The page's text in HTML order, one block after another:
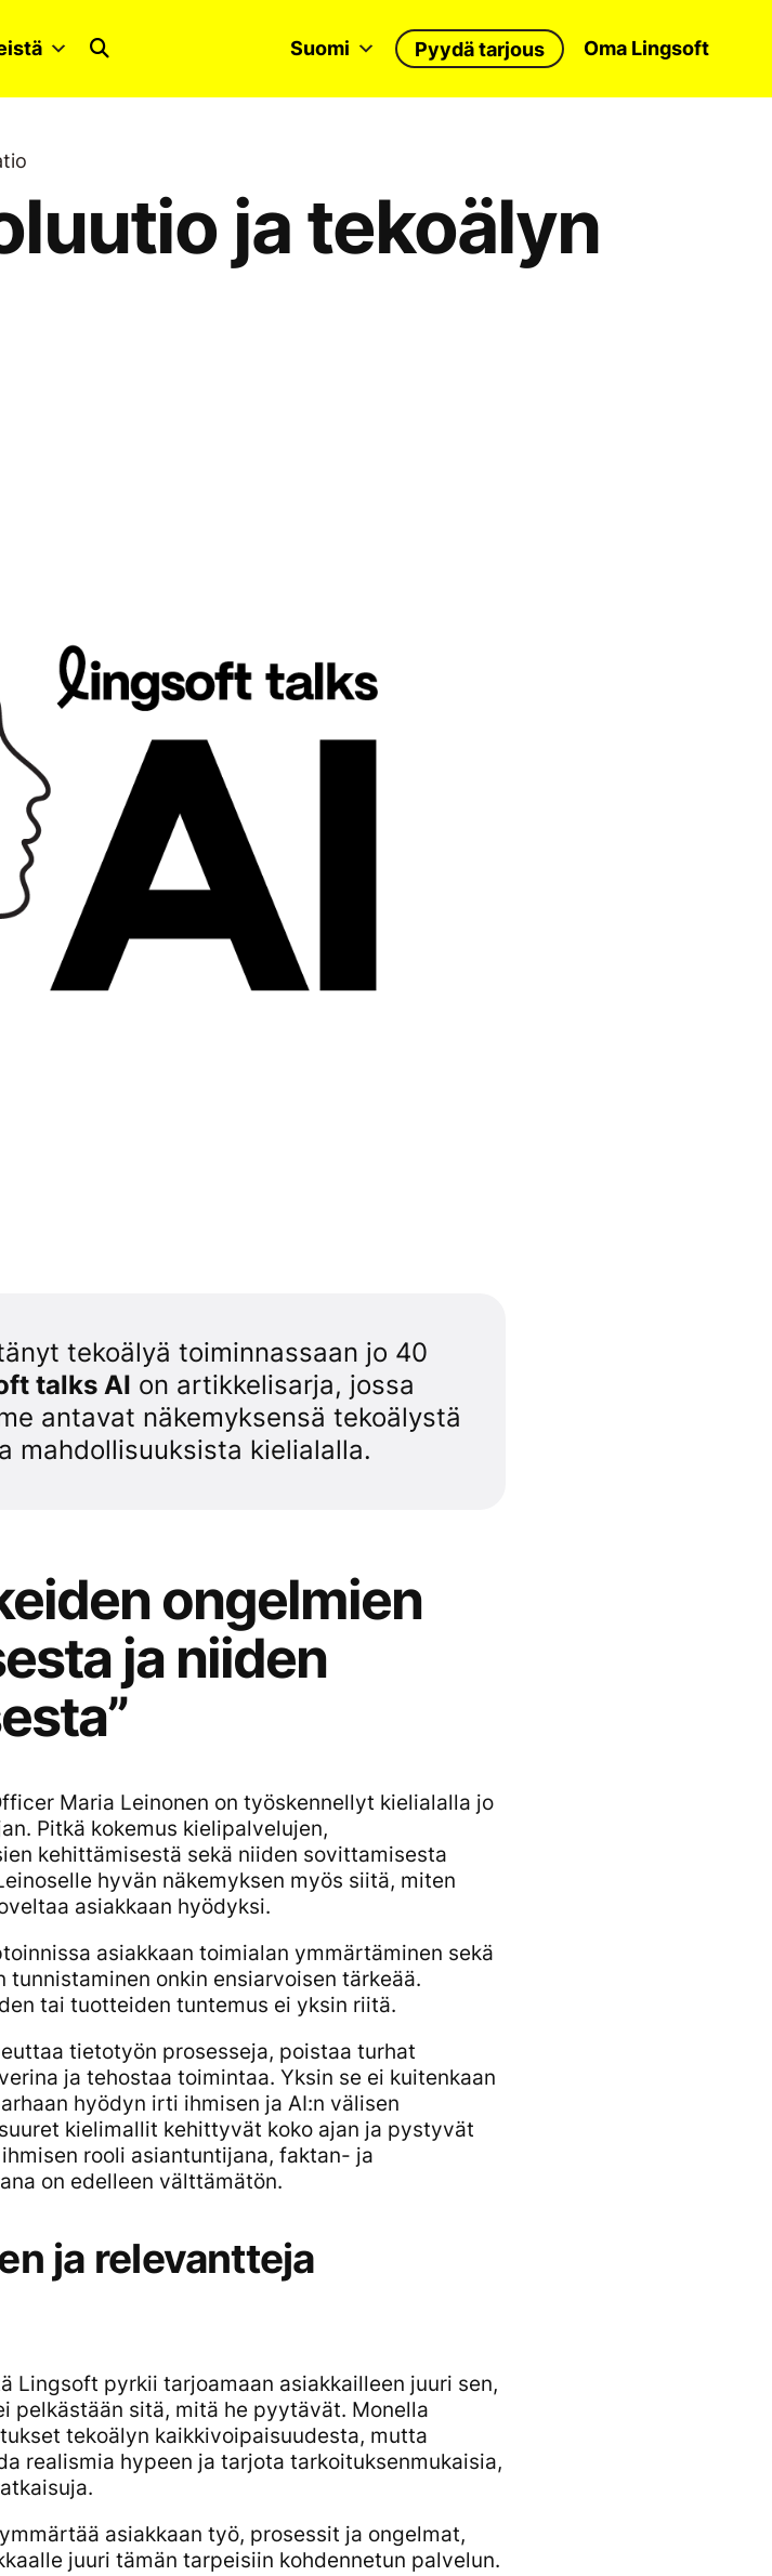
Oma Lingsoft
Pyydä tarjous
Suomi
ja tekoälyn
tekoälyä toiminnassaan jo 40
talks AI on artikkelisarja, jossa
antavat näkemyksensä tekoälystä
mahdollisuuksista kielialalla.
ongelmien
ja niiden
Maria Leinonen on työskennellyt kielialalla jo
Pitkä kokemus kielipalvelujen,
kehittämisestä sekä niiden sovittamisesta
hyvän näkemyksen myös siitä, miten
asiakkaan hyödyksi.
asiakkaan toimialan ymmärtäminen sekä
onkin ensiarvoisen tärkeää.
tai tuotteiden tuntemus ei yksin riitä.
tietotyön prosesseja, poistaa turhat
ja tehostaa toimintaa. Yksin se ei kuitenkaan
hyödyn irti ihmisen ja AI:n välisen
kielimallit kehittyvät koko ajan ja pystyvät
rooli asiantuntijana, faktan- ja
on edelleen välttämätön.
ja relevantteja
Lingsoft pyrkii tarjoamaan asiakkailleen juuri sen,
pelkästään sitä, mitä he pyytävät. Monella
tekoälyn kaikkivoipaisuudesta, mutta
realismia hypeen ja tarjota tarkoituksenmukaisia,
asiakkaan työ, prosessit ja ongelmat,
juuri tämän tarpeisiin kohdennetun palvelun.